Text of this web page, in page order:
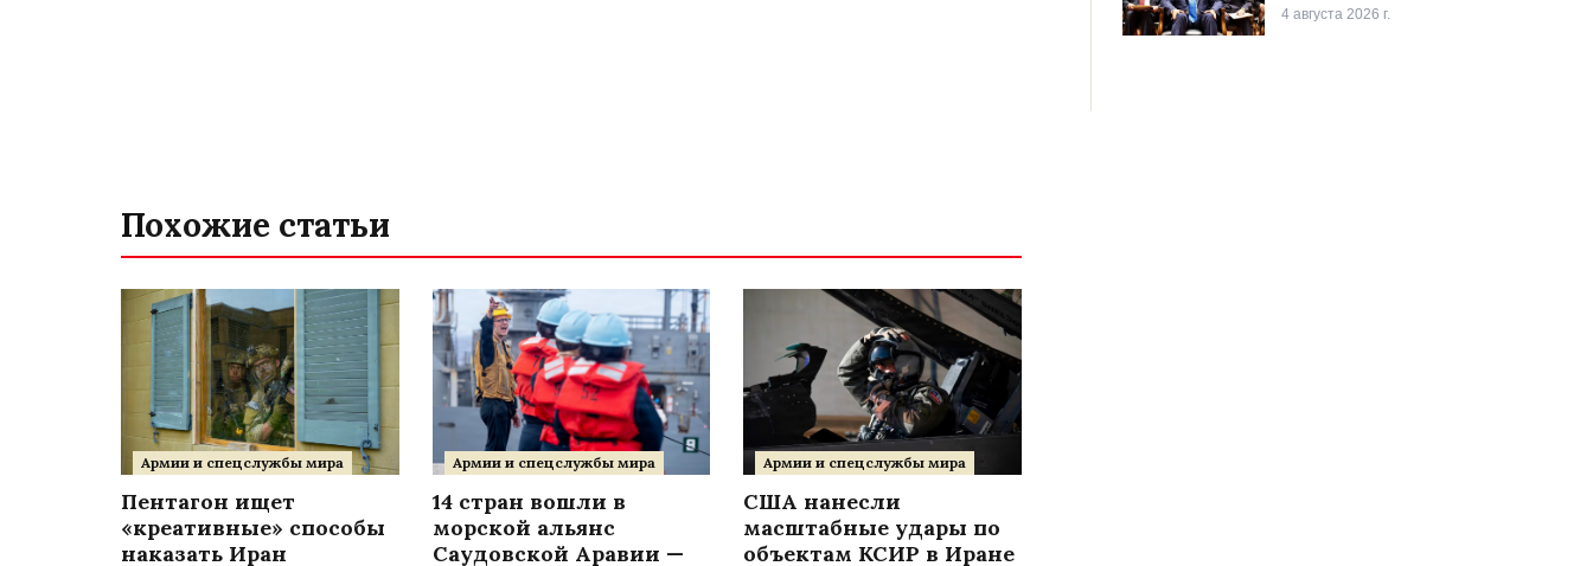
4 августа 2026 г.
Похожие статьи
Армии и спецслужбы мира
Пентагон ищет
«креативные» способы
наказать Иран
Армии и спецслужбы мира
14 стран вошли в
морской альянс
Саудовской Аравии —
Армии и спецслужбы мира
США нанесли
масштабные удары по
объектам КСИР в Иране